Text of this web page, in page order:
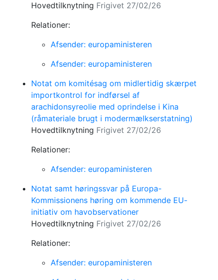
Hovedtilknytning Frigivet 27/02/26
Relationer:
Afsender: europaministeren
Afsender: europaministeren
Notat om komitésag om midlertidig skærpet
importkontrol for indførsel af
arachidonsyreolie med oprindelse i Kina
(råmateriale brugt i modermælkserstatning)
Hovedtilknytning Frigivet 27/02/26
Relationer:
Afsender: europaministeren
Notat samt høringssvar på Europa-
Kommissionens høring om kommende EU-
initiativ om havobservationer
Hovedtilknytning Frigivet 27/02/26
Relationer:
Afsender: europaministeren